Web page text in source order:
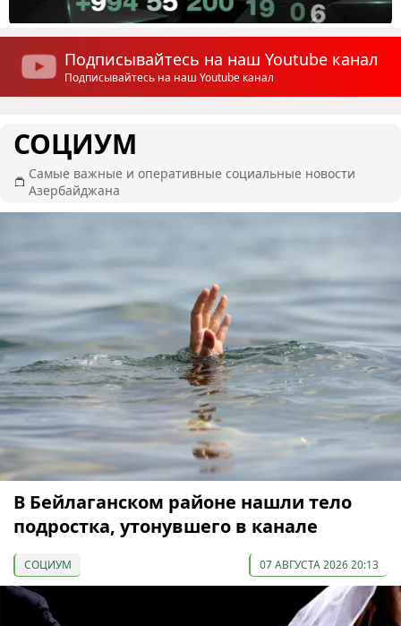
Подписывайтесь на наш Youtube канал
Подписывайтесь на наш Youtube канал
СОЦИУМ
Самые важные и оперативные социальные новости
Азербайджана
В Бейлаганском районе нашли тело
подростка, утонувшего в канале
СОЦИУМ 07 АВГУСТА 2026 20:13